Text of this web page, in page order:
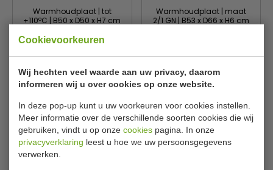
Cookievoorkeuren
Wij hechten veel waarde aan uw privacy, daarom
informeren wij u over cookies op onze website.
In deze pop-up kunt u uw voorkeuren voor cookies instellen.
Meer informatie over de verschillende soorten cookies die wij
gebruiken, vindt u op onze cookies pagina. In onze
privacyverklaring leest u hoe we uw persoonsgegevens
verwerken.
Warmhoudplaat | tot
+110ºC | B50 x D50 x H7 cm
SARO172-3072
€ 330,00 € 281,00
Bekijken
Warmhoudplaat | maat
2/1 GN | B53 x D66 x H6 cm
€ 349,00 € 297,00
Bekijken